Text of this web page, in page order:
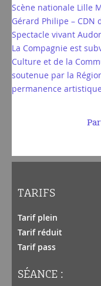
Scène nationale Lille
Gérard Philipe – CDN
Spectacle vivant
La Compagnie est
Culture et de la
soutenue par la
permanence
TARIFS
Tarif plein
Tarif réduit
Tarif pass
SÉANCE :